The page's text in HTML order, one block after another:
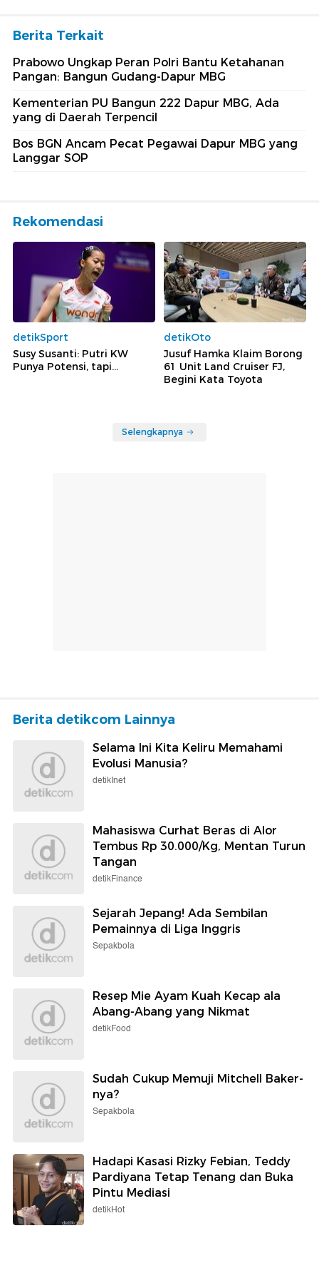
Berita Terkait
Prabowo Ungkap Peran Polri Bantu Ketahanan
Pangan: Bangun Gudang-Dapur MBG
Kementerian PU Bangun 222 Dapur MBG, Ada
yang di Daerah Terpencil
Bos BGN Ancam Pecat Pegawai Dapur MBG yang
Langgar SOP
Rekomendasi
detikSport
Susy Susanti: Putri KW
Punya Potensi, tapi...
detikOto
Jusuf Hamka Klaim Borong
61 Unit Land Cruiser FJ,
Begini Kata Toyota
Selengkapnya
Berita detikcom Lainnya
Selama Ini Kita Keliru Memahami
Evolusi Manusia?
detikInet
Mahasiswa Curhat Beras di Alor
Tembus Rp 30.000/Kg, Mentan Turun
Tangan
detikFinance
Sejarah Jepang! Ada Sembilan
Pemainnya di Liga Inggris
Sepakbola
Resep Mie Ayam Kuah Kecap ala
Abang-Abang yang Nikmat
detikFood
Sudah Cukup Memuji Mitchell Baker-
nya?
Sepakbola
Hadapi Kasasi Rizky Febian, Teddy
Pardiyana Tetap Tenang dan Buka
Pintu Mediasi
detikHot